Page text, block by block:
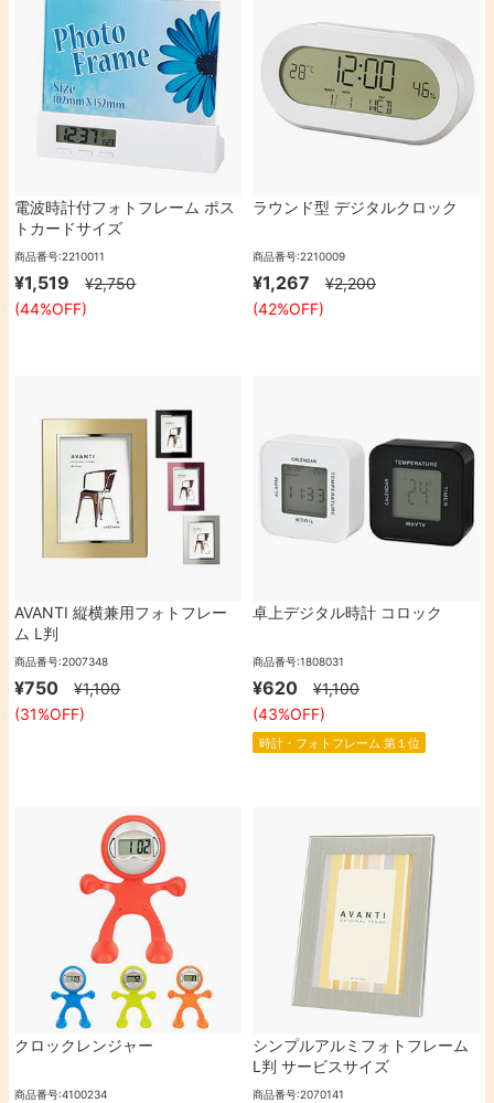
電波時計付フォトフレーム ポス
トカードサイズ
（152×102mm）
商品番号:2210011
¥1,519
¥2,750
(44%OFF)
ラウンド型 デジタルクロック
商品番号:2210009
¥1,267
¥2,200
(42%OFF)
AVANTI 縦横兼用フォトフレー
ム L判
商品番号:2007348
¥750
¥1,100
(31%OFF)
卓上デジタル時計 コロック
商品番号:1808031
¥620
¥1,100
(43%OFF)
時計・フォトフレーム 第１位
クロックレンジャー
商品番号:4100234
シンプルアルミフォトフレーム
L判 サービスサイズ
商品番号:2070141